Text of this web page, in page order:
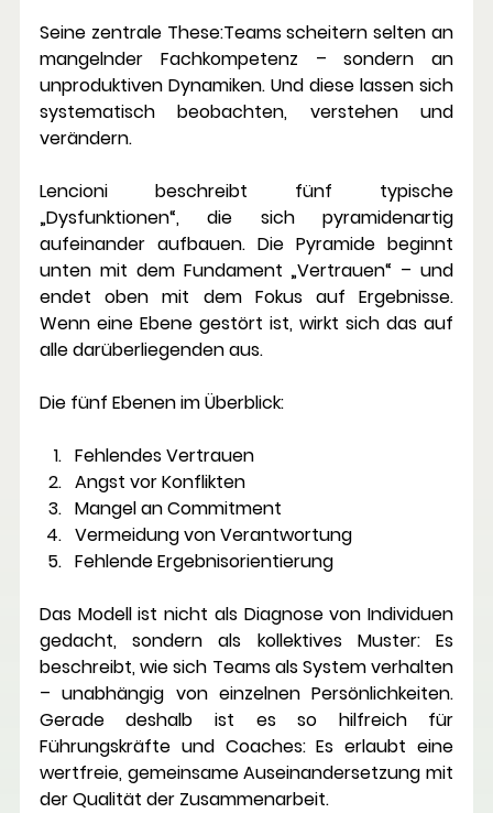
Seine zentrale These:Teams scheitern selten an
mangelnder Fachkompetenz – sondern an
unproduktiven Dynamiken. Und diese lassen sich
systematisch beobachten, verstehen und
verändern.
Lencioni beschreibt fünf typische
„Dysfunktionen“, die sich pyramidenartig
aufeinander aufbauen. Die Pyramide beginnt
unten mit dem Fundament „Vertrauen“ – und
endet oben mit dem Fokus auf Ergebnisse.
Wenn eine Ebene gestört ist, wirkt sich das auf
alle darüberliegenden aus.
Die fünf Ebenen im Überblick:
Fehlendes Vertrauen
Angst vor Konflikten
Mangel an Commitment
Vermeidung von Verantwortung
Fehlende Ergebnisorientierung
Das Modell ist nicht als Diagnose von Individuen
gedacht, sondern als kollektives Muster: Es
beschreibt, wie sich Teams als System verhalten
– unabhängig von einzelnen Persönlichkeiten.
Gerade deshalb ist es so hilfreich für
Führungskräfte und Coaches: Es erlaubt eine
wertfreie, gemeinsame Auseinandersetzung mit
der Qualität der Zusammenarbeit.